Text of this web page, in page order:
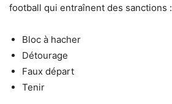
football qui entraînent des sanctions :
Bloc à hacher
Détourage
Faux départ
Tenir